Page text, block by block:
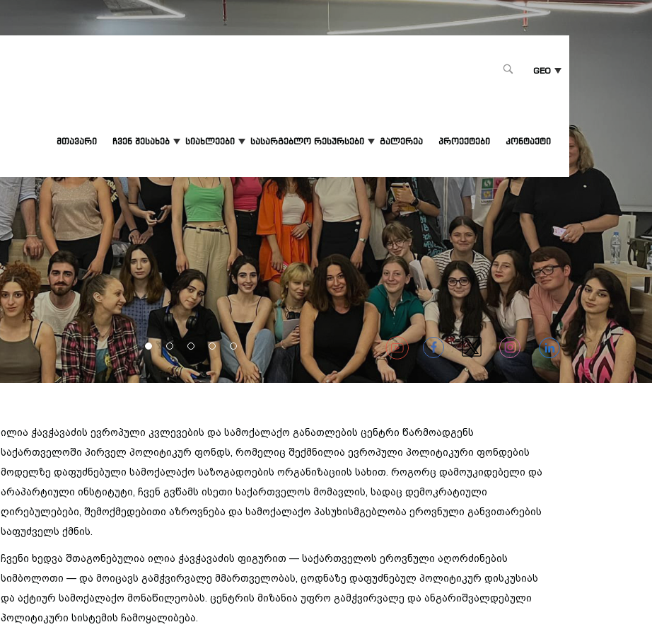
GEO
მთავარი ჩვენ შესახებ სიახლეები სასარგებლო რესურსები გალერეა პროექტები კონტაქტი
1 2 3 4
5
1 1
ილია ჭავჭავაძის ევროპული კვლევების და სამოქალაქო განათლების ცენტრი წარმოადგენს
საქართველოში პირველ პოლიტიკურ ფონდს, რომელიც შექმნილია ევროპული პოლიტიკური ფონდების
მოდელზე დაფუძნებული სამოქალაქო საზოგადოების ორგანიზაციის სახით. როგორც დამოუკიდებელი და
არაპარტიული ინსტიტუტი, ჩვენ გვწამს ისეთი საქართველოს მომავლის, სადაც დემოკრატიული
ღირებულებები, შემოქმედებითი აზროვნება და სამოქალაქო პასუხისმგებლობა ეროვნული განვითარების
საფუძველს ქმნის.
ჩვენი ხედვა შთაგონებულია ილია ჭავჭავაძის ფიგურით — საქართველოს ეროვნული აღორძინების
სიმბოლოთი — და მოიცავს გამჭვირვალე მმართველობას, ცოდნაზე დაფუძნებულ პოლიტიკურ დისკუსიას
და აქტიურ სამოქალაქო მონაწილეობას. ცენტრის მიზანია უფრო გამჭვირვალე და ანგარიშვალდებული
პოლიტიკური სისტემის ჩამოყალიბება.